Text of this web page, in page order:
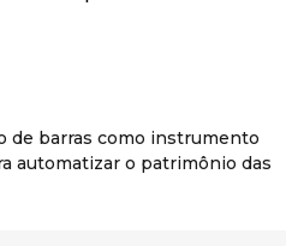
de barras como instrumento
automatizar o patrimônio das